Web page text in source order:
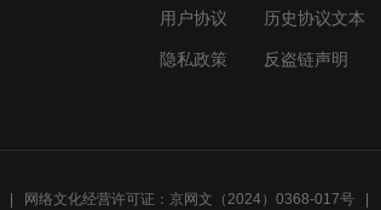
用户协议 历史协议文本
隐私政策 反盗链声明
网络文化经营许可证：京网文（2024）0368-017号